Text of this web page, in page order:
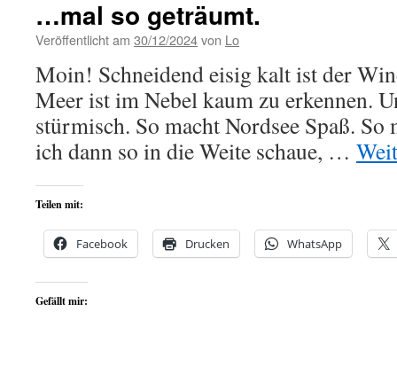
…mal so geträumt.
Veröffentlicht am 30/12/2024von Lo
Moin! Schneidend eisig kalt ist der
Meer ist im Nebel kaum zu erkennen.
stürmisch. So macht Nordsee Spaß.
ich dann so in die Weite schaue, …
Teilen mit:
Facebook Drucken WhatsApp
Gefällt mir: